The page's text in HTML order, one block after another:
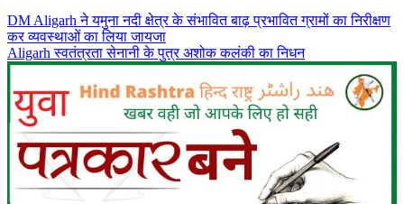
DM Aligarh ने यमुना नदी क्षेत्र के संभावित बाढ़ प्रभावित ग्रामों का निरीक्षण
कर व्यवस्थाओं का लिया जायजा
Aligarh स्वतंत्रता सेनानी के पुत्र अशोक कलंकी का निधन